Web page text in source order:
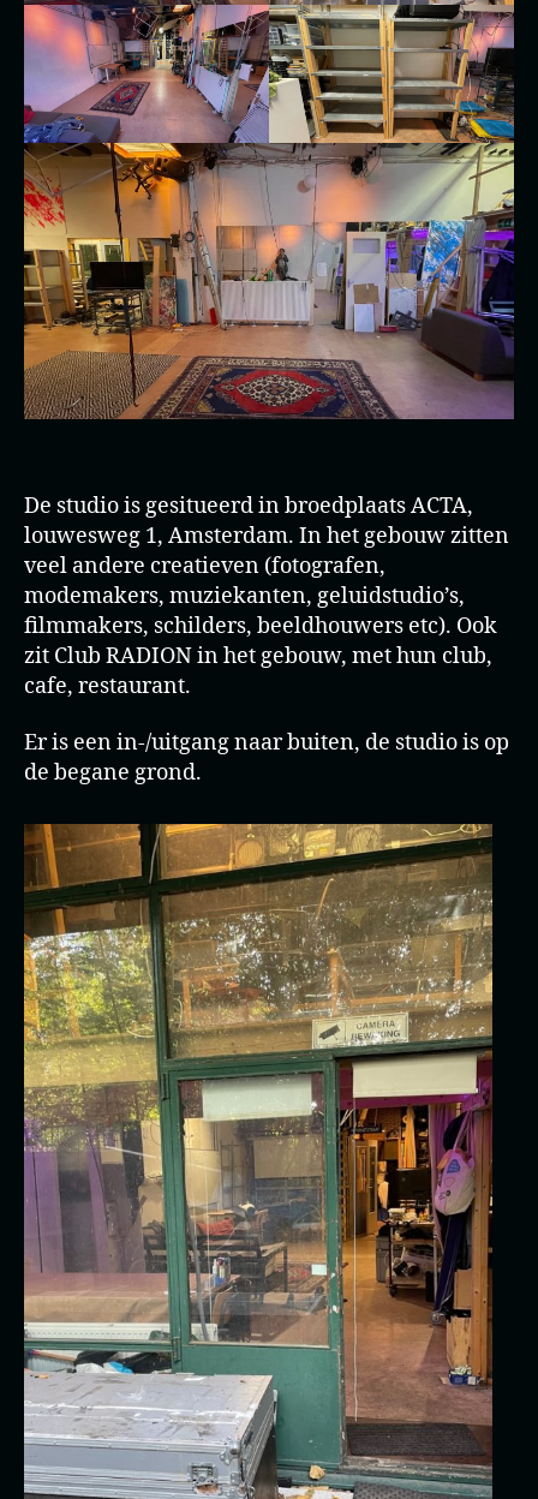
De studio is gesitueerd in broedplaats ACTA,
louwesweg 1, Amsterdam. In het gebouw zitten
veel andere creatieven (fotografen,
modemakers, muziekanten, geluidstudio’s,
filmmakers, schilders, beeldhouwers etc). Ook
zit Club RADION in het gebouw, met hun club,
cafe, restaurant.
Er is een in-/uitgang naar buiten, de studio is op
de begane grond.